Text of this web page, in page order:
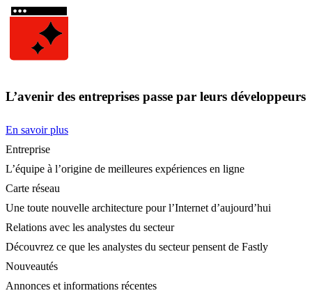
L’avenir des entreprises passe par leurs développeurs
En savoir plus
Entreprise
L’équipe à l’origine de meilleures expériences en ligne
Carte réseau
Une toute nouvelle architecture pour l’Internet d’aujourd’hui
Relations avec les analystes du secteur
Découvrez ce que les analystes du secteur pensent de Fastly
Nouveautés
Annonces et informations récentes